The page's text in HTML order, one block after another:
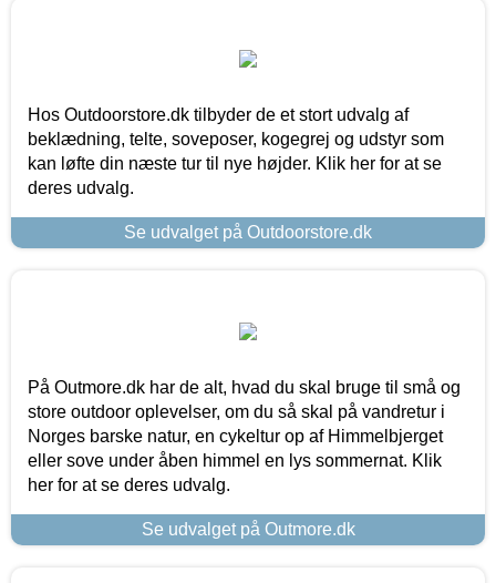
Hos Outdoorstore.dk tilbyder de et stort udvalg af
beklædning, telte, soveposer, kogegrej og udstyr som
kan løfte din næste tur til nye højder. Klik her for at se
deres udvalg.
Se udvalget på Outdoorstore.dk
På Outmore.dk har de alt, hvad du skal bruge til små og
store outdoor oplevelser, om du så skal på vandretur i
Norges barske natur, en cykeltur op af Himmelbjerget
eller sove under åben himmel en lys sommernat. Klik
her for at se deres udvalg.
Se udvalget på Outmore.dk